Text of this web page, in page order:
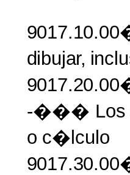
dibujar,
-��� Los
o c�lculo